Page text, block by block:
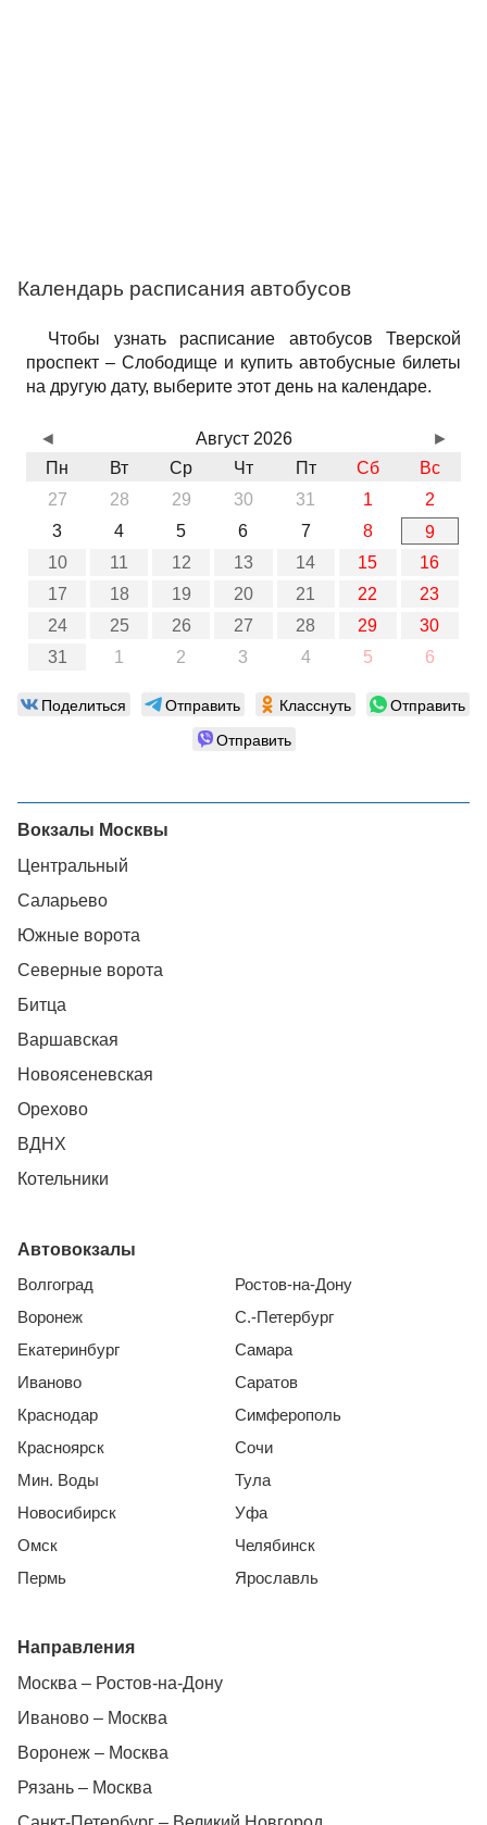
Календарь расписания автобусов
Чтобы узнать расписание автобусов Тверской
проспект – Слободище и купить автобусные билеты
на другую дату, выберите этот день на календаре.
Август 2026
Пн
Вт Ср Чт Пт Сб
Вс
27
28 29 30 31 1
2
3
4 5 6 7 8
9
10
11 12 13 14 15
16
17
18 19 20 21 22
23
24
25 26 27 28 29
30
31
1 2 3 4 5 6
◄ ►
Поделиться Отправить Класснуть
Отправить
Отправить
Вокзалы Москвы
Центральный
Саларьево
Южные ворота
Северные ворота
Битца
Варшавская
Новоясеневская
Орехово
ВДНХ
Котельники
Автовокзалы
Волгоград
Воронеж
Екатеринбург
Иваново
Краснодар
Красноярск
Мин. Воды
Новосибирск
Омск
Пермь
Ростов-на-Дону
С.-Петербург
Самара
Саратов
Симферополь
Сочи
Тула
Уфа
Челябинск
Ярославль
Направления
Москва – Ростов-на-Дону
Иваново – Москва
Воронеж – Москва
Рязань – Москва